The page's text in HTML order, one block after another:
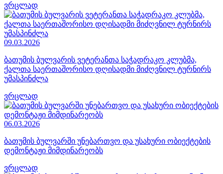
ვრცლად
09.03.2026
ბათუმის ბულვარის ვეტერანთა საჭადრაკო კლუბმა,
ქალთა საერთაშორისო დღისადმი მიძღვნილ ტურნირს
უმასპინძლა
ვრცლად
06.03.2026
ბათუმის ბულვარში უნებართვო და უსახური ობიექტების
დემონტაჟი მიმდინარეობს
ვრცლად